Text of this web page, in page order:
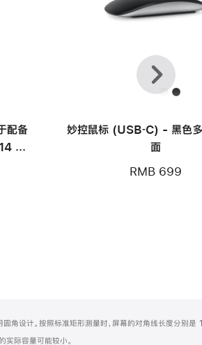
配备
英
妙控鼠标 (USB‑C) - 黑色
面
RMB 699
上
一
个
下
一
个
设计。按照标准矩形测量时，屏幕的对角线长度分别
际容量可能较小。